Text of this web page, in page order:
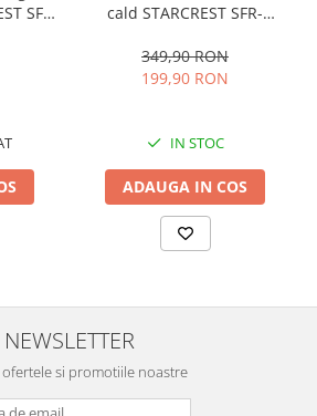
liber
SFR-
8
cald STARCREST SFR-
9 litri, Termostat 80 - 200
°C, 8 programe predefinite,
349,90 RON
199,90 RON
IN STOC
ADAUGA IN COS
NEWSLETTER
ofertele si promotiile noastre